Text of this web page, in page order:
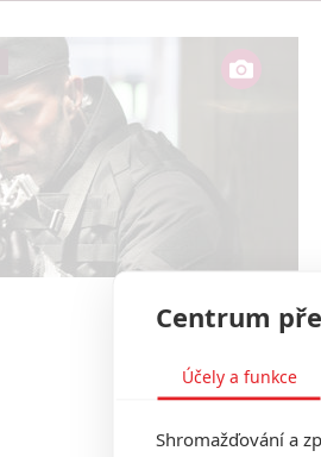
Centrum
Účely a funkce
Shromažďování a